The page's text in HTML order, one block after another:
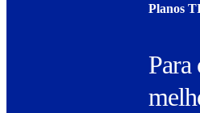
Planos
Para